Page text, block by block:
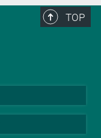
TOP